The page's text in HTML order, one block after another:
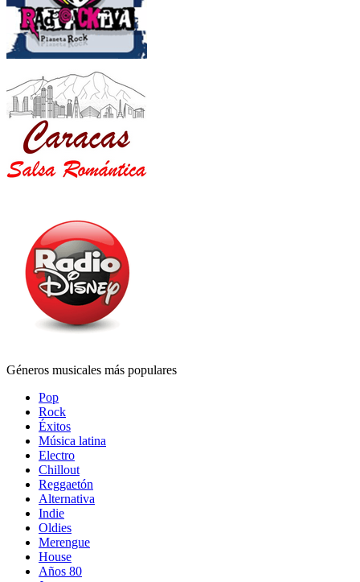
Géneros musicales más populares
Pop
Rock
Éxitos
Música latina
Electro
Chillout
Reggaetón
Alternativa
Indie
Oldies
Merengue
House
Años 80